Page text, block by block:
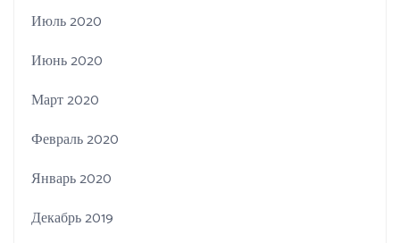
Июль 2020
Июнь 2020
Март 2020
Февраль 2020
Январь 2020
Декабрь 2019